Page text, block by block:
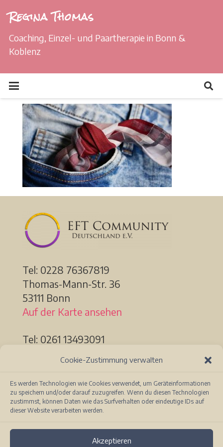
Cookie-Zustimmung verwalten
Es werden Technologien wie Cookies verwendet, um Geräteinformationen
zu speichern und/oder darauf zuzugreifen. Wenn du diesen Technologien
zustimmst, können Daten wie das Surfverhalten oder eindeutige IDs auf
dieser Website verarbeiten werden.
Akzeptieren
Regina Thomas
Coaching, Einzel- und Paartherapie in Bonn &
Koblenz
Tel: 0228 76367819
Thomas-Mann-Str. 36
53111 Bonn
Auf der Karte ansehen
Tel: 0261 13493091
56068 Koblenz
Auf der Karte ansehen